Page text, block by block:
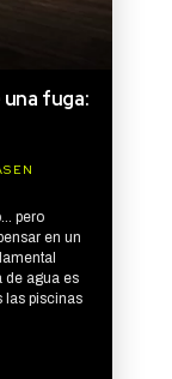
fuga:
EN
pero
en un
de agua es
las piscinas